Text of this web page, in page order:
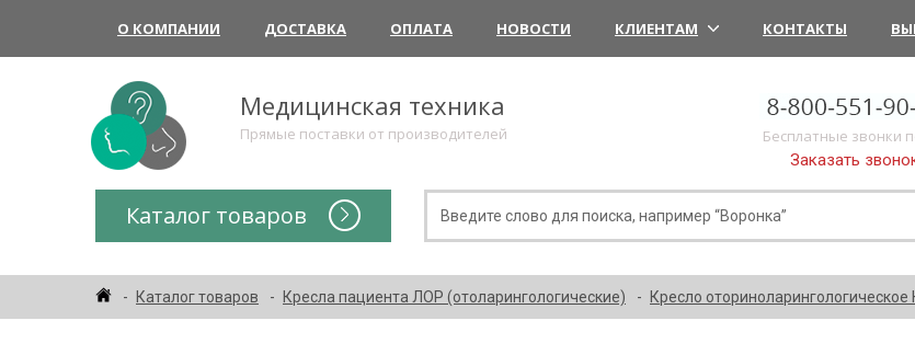
О КОМПАНИИ ДОСТАВКА ОПЛАТА НОВОСТИ КЛИЕНТАМ КОНТАКТЫ
Медицинская техника
Прямые поставки от производителей
Бесплатные звонки
Заказать
Каталог товаров
Каталог товаров Кресла пациента ЛОР (отоларингологические) Кресло